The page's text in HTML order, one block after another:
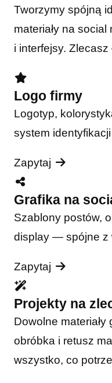
Tworzymy spójną
materiały na
i interfejsy.
Logo firmy
Logotyp,
system
Zapytaj
Grafika na
Szablony postów,
display — spójne z
Zapytaj
Projekty na
Dowolne
obróbka i retusz
wszystko, co